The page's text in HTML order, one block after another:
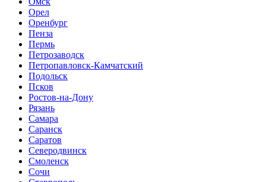
Орел
Оренбург
Пенза
Пермь
Петрозаводск
Петропавловск-Камчатский
Подольск
Псков
Ростов-на-Дону
Рязань
Самара
Саранск
Саратов
Северодвинск
Смоленск
Сочи